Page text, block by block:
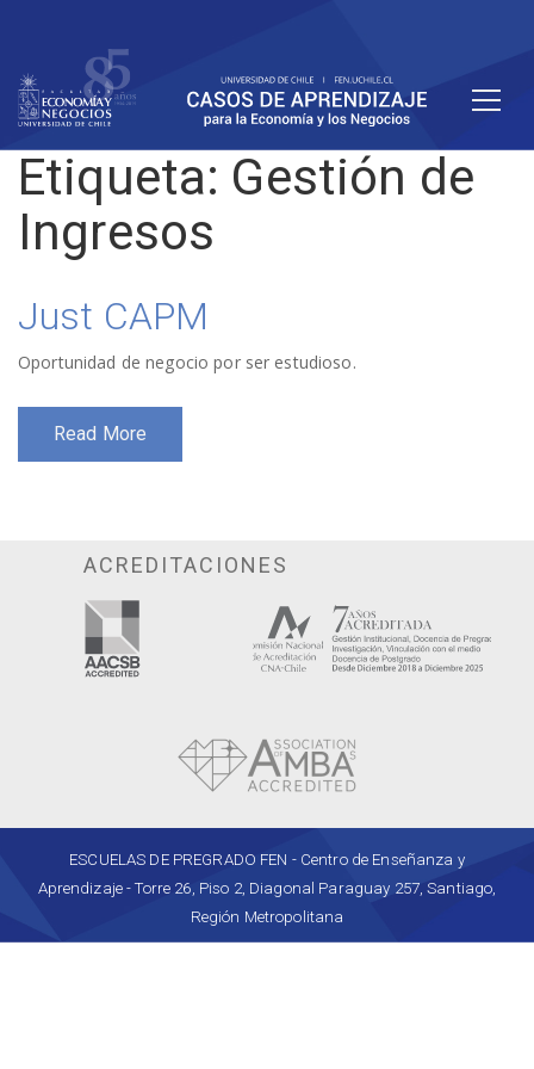
Etiqueta: Gestión de
Ingresos
Just CAPM
Oportunidad de negocio por ser estudioso.
Read More
ACREDITACIONES
ESCUELAS DE PREGRADO FEN - Centro de Enseñanza y
Aprendizaje - Torre 26, Piso 2, Diagonal Paraguay 257, Santiago,
Región Metropolitana